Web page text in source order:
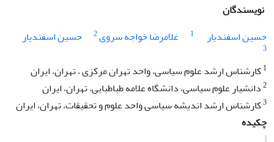
نویسندگان
حسین اسفندیار
1 غلامرضا خواجه سروی2 حسین اسفندیار
3
1کارشناس ارشد علوم سیاسی، واحد تهران مرکزی ، تهران، ایران
2دانشیار علوم سیاسی، دانشگاه علامه طباطبایی، تهران، ایران
3کارشناس ارشد اندیشه سیاسی واحد علوم و تحقیقات، تهران، ایران
چکیده